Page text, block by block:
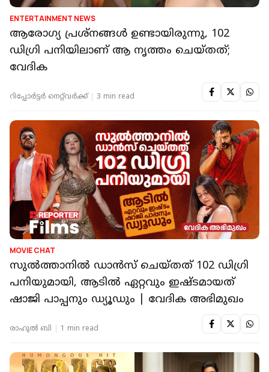
ENTERTAINMENT NEWS
ആരോഗ്യ പ്രശ്നങ്ങൾ ഉണ്ടായിരുന്നു, 102
ഡിഗ്രി പനിയിലാണ് ആ നൃത്തം ചെയ്തത്;
വേദിക
റിപ്പോർട്ടർ നെറ്റ്‌വര്‍ക്ക്‌ 3 min read
MOVIE CHAT
സുൽത്താനിൽ ഡാൻസ് ചെയ്തത് 102 ഡിഗ്രി
പനിയുമായി, ആടിൽ ഏറ്റവും ഇഷ്ടമായത്
ഷാജി പാപ്പനും ഡ്യൂഡും | വേദിക അഭിമുഖം
രാഹുൽ ബി 1 min read